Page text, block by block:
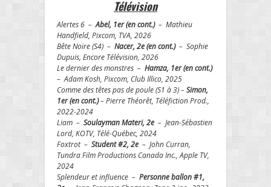
Télévision
Alertes 6 –Abel, 1er (en cont.)– Mathieu
Handfield, Pixcom, TVA, 2026
Bête Noire (S4) – Nacer, 2e (en cont.) – Sophie
Dupuis, Encore Télévision, 2026
Le dernier des monstres – Hamza, 1er (en cont.)
– Adam Kosh, Pixcom, Club Illico, 2025
Comme des têtes pas de poule (S1 à 3) –Simon,
1er (en cont.)– Pierre Théorêt, Téléfiction Prod.,
2022-2024
Liam – Soulayman Materi, 2e – Jean-Sébastien
Lord, KOTV, Télé-Québec, 2024
Foxtrot – Student #2, 2e – John Curran,
Tundra Film Productions Canada Inc., Apple TV,
2024
Splendeur et influence – Personne ballon #1,